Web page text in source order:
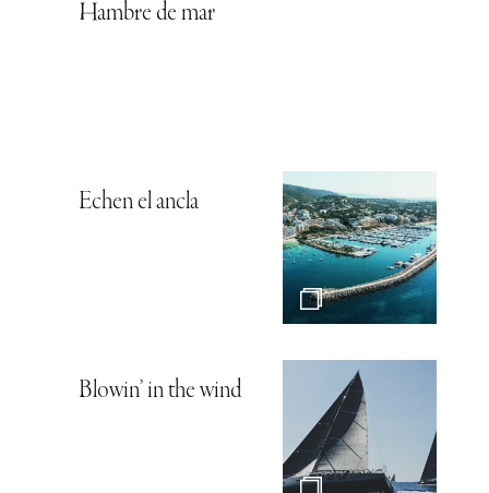
Hambre de mar
Echen el ancla
Blowin’ in the wind